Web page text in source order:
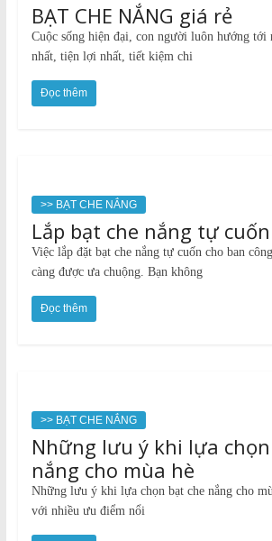
BẠT CHE NẮNG giá rẻ
Cuộc sống hiện đại, con người luôn hướng tới
nhất, tiện lợi nhất, tiết kiệm chi
Đọc thêm
>> BẠT CHE NẮNG
Lắp bạt che nắng tự
Việc lắp đặt bạt che nắng tự cuốn cho ban
càng được ưa chuộng. Bạn không
Đọc thêm
>> BẠT CHE NẮNG
Những lưu ý khi lựa
nắng cho mùa hè
Những lưu ý khi lựa chọn bạt che nắng cho
với nhiều ưu điểm nổi